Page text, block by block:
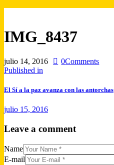
IMG_8437
julio 14, 2016 0Comments
Published in
El Sí a la paz avanza con las antorchas
julio 15, 2016
Leave a comment
Name
E-mail